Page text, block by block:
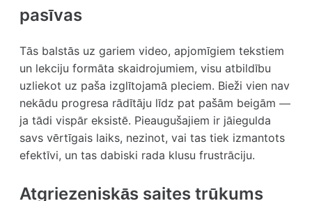
pasīvas
Tās balstās uz gariem video, apjomīgiem tekstiem
un lekciju formāta skaidrojumiem, visu atbildību
uzliekot uz paša izglītojamā pleciem. Bieži vien nav
nekādu progresa rādītāju līdz pat pašām beigām —
ja tādi vispār eksistē. Pieaugušajiem ir jāiegulda
savs vērtīgais laiks, nezinot, vai tas tiek izmantots
efektīvi, un tas dabiski rada klusu frustrāciju.
Atgriezeniskās saites trūkums